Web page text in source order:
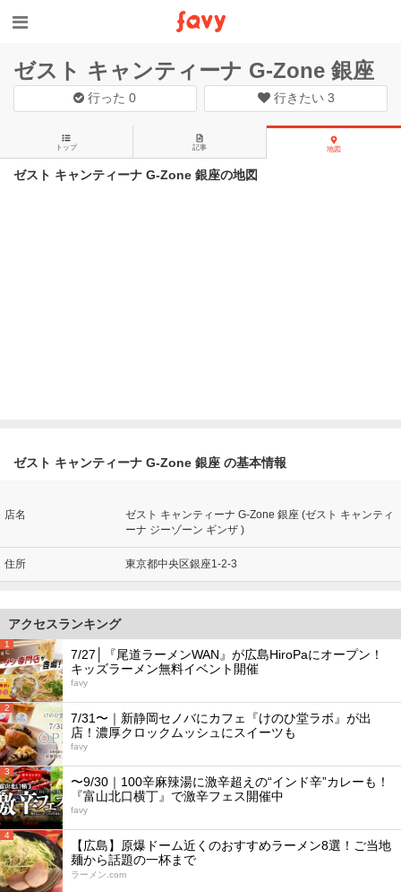
ゼスト キャンティーナ G-Zone 銀座
行った0 行きたい 3
トップ 記事 地図
ゼスト キャンティーナ G-Zone 銀座の地図
ゼスト キャンティーナ G-Zone 銀座 の基本情報
店名
ゼスト キャンティーナ G-Zone 銀座 (ゼスト キャンティ
ーナ ジーゾーン ギンザ )
住所 東京都中央区銀座1-2-3
アクセスランキング
1
7/27│『尾道ラーメンWAN』が広島HiroPaにオープン！
キッズラーメン無料イベント開催
favy
2
7/31〜｜新静岡セノバにカフェ『けのひ堂ラボ』が出
店！濃厚クロックムッシュにスイーツも
favy
3
〜9/30｜100辛麻辣湯に激辛超えの“インド辛”カレーも！
『富山北口横丁』で激辛フェス開催中
favy
4
【広島】原爆ドーム近くのおすすめラーメン8選！ご当地
麺から話題の一杯まで
ラーメン.com